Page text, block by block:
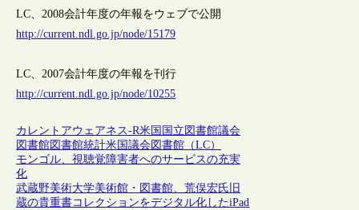
LC、2008会計年度の年報をウェブで公開
http://current.ndl.go.jp/node/15179
LC、2007会計年度の年報を刊行
http://current.ndl.go.jp/node/10255
カレントアウェアネス-R米国 国立図書館議会
図書館図書館統計米国議会図書館（LC）
モンゴル、視聴覚障害者へのサービスの充実
化
武蔵野美術大学美術館・図書館、荒俣宏氏旧
蔵の貴重書コレクションをデジタル化したiPad